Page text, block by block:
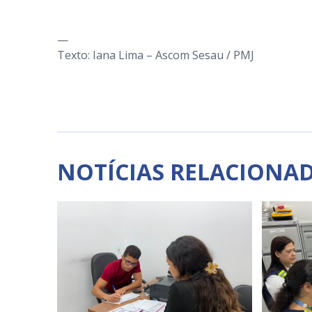
—
Texto: Iana Lima – Ascom Sesau / PMJ
NOTÍCIAS